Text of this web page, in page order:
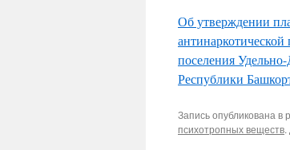
Об утверждении
поселения
Республики
Запись опубликована в
психотропных веществ.